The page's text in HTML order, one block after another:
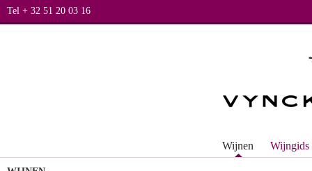
Tel + 32 51 20 03 16
Wijnen Wijngids